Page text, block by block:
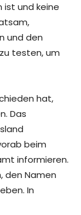
ist und keine
und den
testen, um
hat,
Das
beim
informieren.
den Namen
In